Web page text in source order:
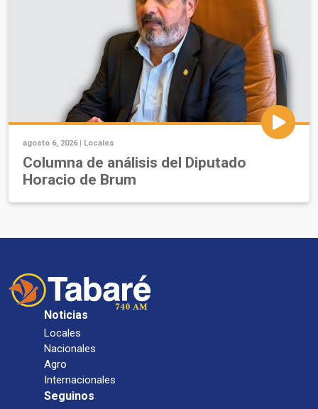
agosto 6, 2026 | Locales
Columna de análisis del Diputado
Horacio de Brum
Noticias
Locales
Nacionales
Agro
Internacionales
Seguinos